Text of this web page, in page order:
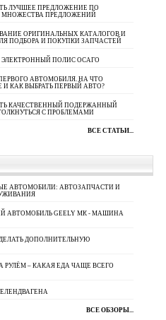
ЛУЧШЕЕ ПРЕДЛОЖЕНИЕ ПО
МНОЖЕСТВА ПРЕДЛОЖЕНИЙ
ОРИГИНАЛЬНЫХ КАТАЛОГОВ И
ПОДБОРА И ПОКУПКИ ЗАПЧАСТЕЙ
ЭЛЕКТРОННЫЙ ПОЛИС ОСАГО
АВТОМОБИЛЯ. НА ЧТО
КАК ВЫБРАТЬ ПЕРВЫЙ АВТО?
КАЧЕСТВЕННЫЙ ПОДЕРЖАННЫЙ
С ПРОБЛЕМАМИ
ВСЕ СТАТЬИ...
АВТОМОБИЛИ: АВТОЗАПЧАСТИ И
АВТОМОБИЛЬ GEELY МК - МАШИНА
ДОПОЛНИТЕЛЬНУЮ
РУЛЁМ – КАКАЯ ЕДА ЧАЩЕ ВСЕГО
ВСЕ ОБЗОРЫ...